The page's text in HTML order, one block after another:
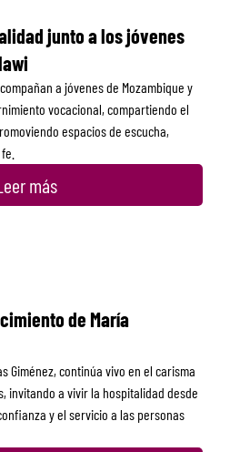
junto a los jóvenes
a jóvenes de Mozambique y
vocacional, compartiendo el
espacios de escucha,
más
de María
Giménez, continúa vivo en el carisma
invitando a vivir la hospitalidad desde
y el servicio a las personas